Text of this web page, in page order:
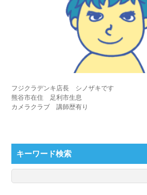
フジクラデンキ店長 シノザキです
熊谷市在住 足利市生息
カメラクラブ 講師歴有り
キーワード検索